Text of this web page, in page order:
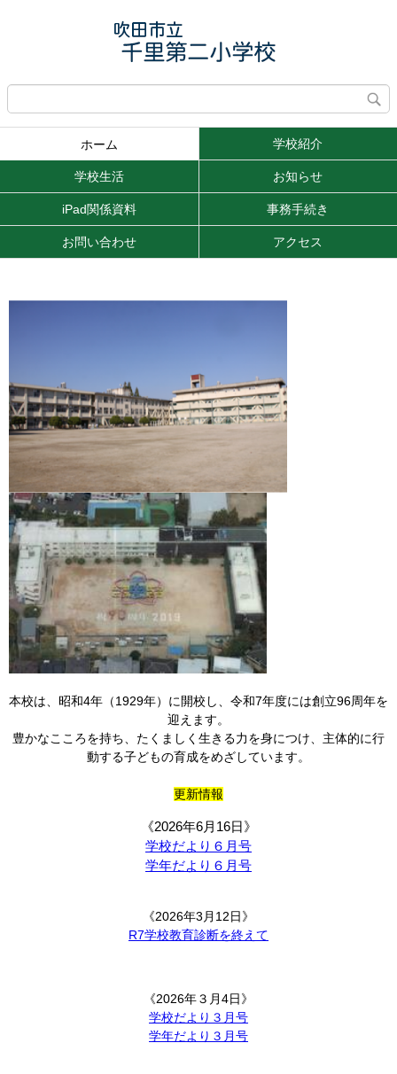
ホーム 学校紹介
学校生活 お知らせ
iPad関係資料 事務手続き
お問い合わせ アクセス
本校は、昭和4年（1929年）に開校し、令和7年度には創立96周年を
迎えます。
豊かなこころを持ち、たくましく生きる力を身につけ、主体的に行
動する子どもの育成をめざしています。
更新情報
《2026年6月16日》
学校だより６月号
学年だより６月号
《2026年3月12日》
R7学校教育診断を終えて
《2026年３月4日》
学校だより３ 月号
学年だより３月号